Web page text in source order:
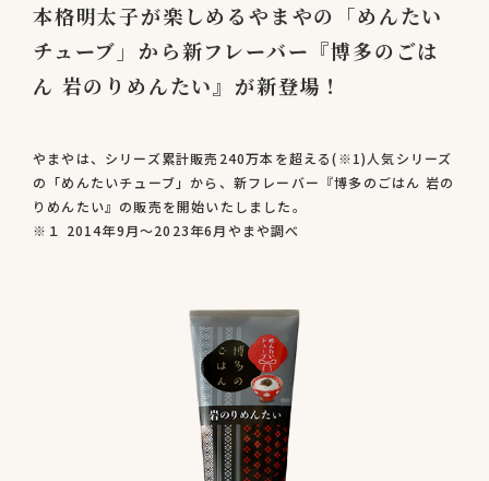
本格明太子が楽しめるやまやの「めんたい
チューブ」から新フレーバー『博多のごは
ん 岩のりめんたい』が新登場！
やまやは、シリーズ累計販売240万本を超える(※1)人気シリーズ
の「めんたいチューブ」から、新フレーバー『博多のごはん 岩の
りめんたい』の販売を開始いたしました。
※１ 2014年9月～2023年6月やまや調べ